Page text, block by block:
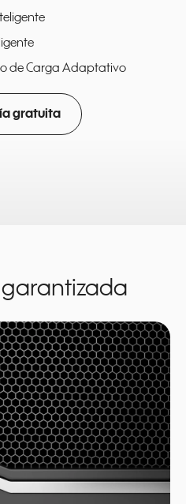
de Carga Adaptativo
gratuita
garantizada